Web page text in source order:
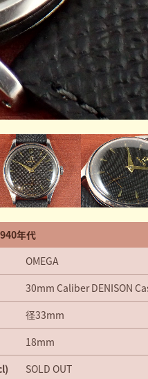
年代
OMEGA
30mm Caliber DENISON
径33mm
18mm
SOLD OUT